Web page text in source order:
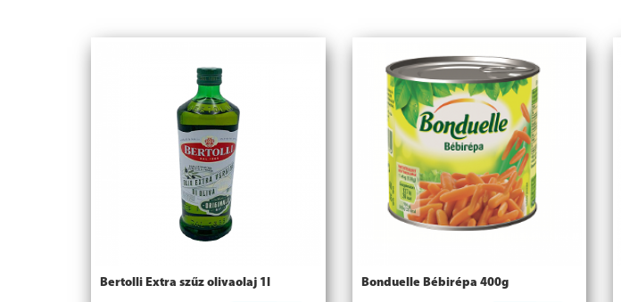
Bertolli Extra szűz olivaolaj 1l Bonduelle Bébirépa 400g